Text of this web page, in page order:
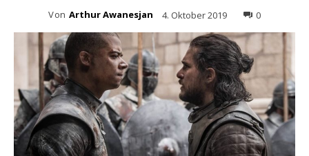
Von Arthur Awanesjan 4. Oktober 2019 0